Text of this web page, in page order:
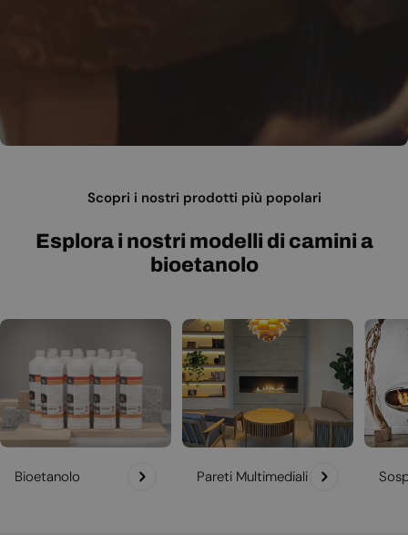
Scopri i nostri prodotti più popolari
Esplora i nostri modelli di camini a
bioetanolo
Bioetanolo Pareti Multimediali